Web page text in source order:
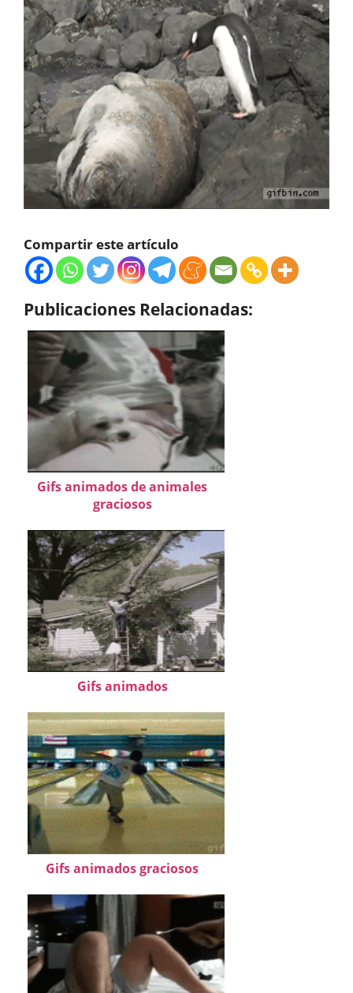
Compartir este artículo
Publicaciones Relacionadas:
Gifs animados de animales
graciosos
Gifs animados
Gifs animados graciosos